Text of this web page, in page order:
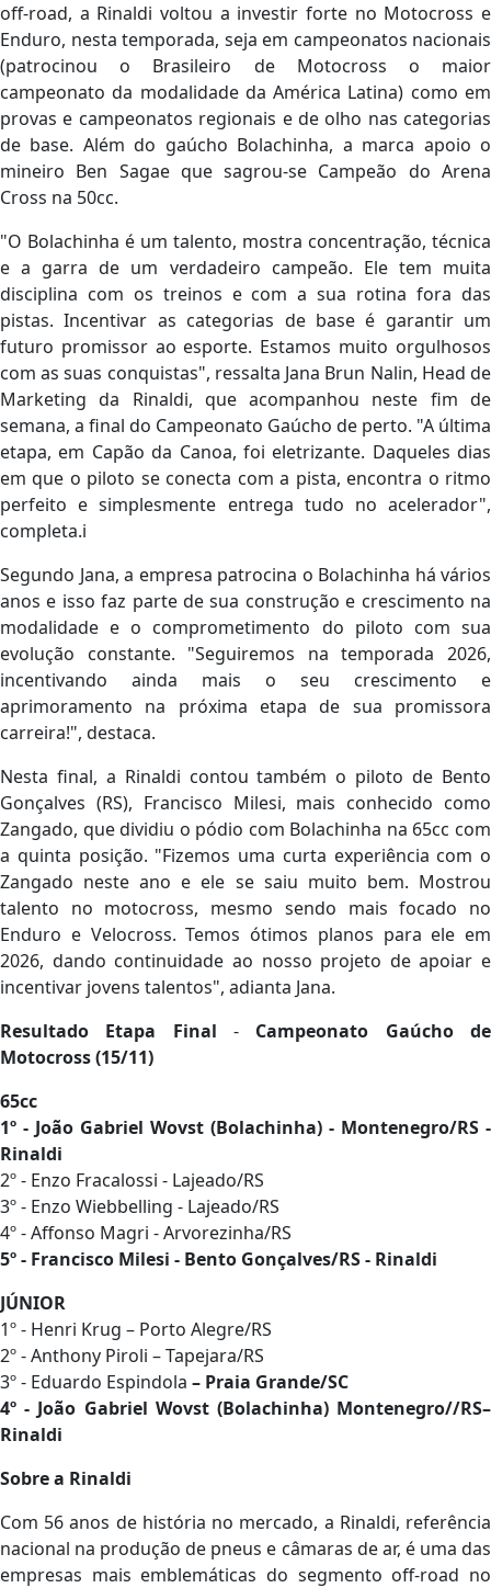
off-road, a Rinaldi voltou a investir forte no Motocross e
Enduro, nesta temporada, seja em campeonatos nacionais
(patrocinou o Brasileiro de Motocross o maior
campeonato da modalidade da América Latina) como em
provas e campeonatos regionais e de olho nas categorias
de base. Além do gaúcho Bolachinha, a marca apoio o
mineiro Ben Sagae que sagrou-se Campeão do Arena
Cross na 50cc.
"O Bolachinha é um talento, mostra concentração, técnica
e a garra de um verdadeiro campeão. Ele tem muita
disciplina com os treinos e com a sua rotina fora das
pistas. Incentivar as categorias de base é garantir um
futuro promissor ao esporte. Estamos muito orgulhosos
com as suas conquistas", ressalta Jana Brun Nalin, Head de
Marketing da Rinaldi, que acompanhou neste fim de
semana, a final do Campeonato Gaúcho de perto. "A última
etapa, em Capão da Canoa, foi eletrizante. Daqueles dias
em que o piloto se conecta com a pista, encontra o ritmo
perfeito e simplesmente entrega tudo no acelerador",
completa.i
Segundo Jana, a empresa patrocina o Bolachinha há vários
anos e isso faz parte de sua construção e crescimento na
modalidade e o comprometimento do piloto com sua
evolução constante. "Seguiremos na temporada 2026,
incentivando ainda mais o seu crescimento e
aprimoramento na próxima etapa de sua promissora
carreira!", destaca.
Nesta final, a Rinaldi contou também o piloto de Bento
Gonçalves (RS), Francisco Milesi, mais conhecido como
Zangado, que dividiu o pódio com Bolachinha na 65cc com
a quinta posição. "Fizemos uma curta experiência com o
Zangado neste ano e ele se saiu muito bem. Mostrou
talento no motocross, mesmo sendo mais focado no
Enduro e Velocross. Temos ótimos planos para ele em
2026, dando continuidade ao nosso projeto de apoiar e
incentivar jovens talentos", adianta Jana.
Resultado Etapa Final - Campeonato Gaúcho de
Motocross (15/11)
65cc
1º - João Gabriel Wovst (Bolachinha) - Montenegro/RS -
Rinaldi
2º - Enzo Fracalossi - Lajeado/RS
3º - Enzo Wiebbelling - Lajeado/RS
4º - Affonso Magri - Arvorezinha/RS
5º - Francisco Milesi - Bento Gonçalves/RS - Rinaldi
JÚNIOR
1º - Henri Krug – Porto Alegre/RS
2º - Anthony Piroli – Tapejara/RS
3º - Eduardo Espindola – Praia Grande/SC
4º - João Gabriel Wovst (Bolachinha) Montenegro//RS–
Rinaldi
Sobre a Rinaldi
Com 56 anos de história no mercado, a Rinaldi, referência
nacional na produção de pneus e câmaras de ar, é uma das
empresas mais emblemáticas do segmento off-road no